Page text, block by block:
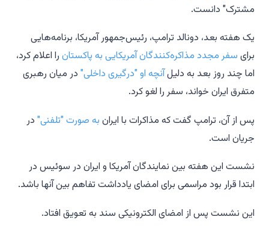
مشترک" دانست.
یک هفته بعد، دونالد ترامپ، رئیس‌جمهور آمریکا، برنامه‌هایی
برای سفر مجدد مذاکره‌کنندگان آمریکایی به پاکستان را اعلام کرد،
اما چند روز بعد به دلیلآنچه او "درگیری داخلی" در میان رهبری
متفرق ایران خواند، سفر را لغو کرد.
پس از آن، ترامپ گفت که مذاکرات با ایران به صورت "تلفنی" در
جریان است.
نشست این هفته بین نمایندگان آمریکا و ایران در سوئیس در
ابتدا قرار بود مراسمی برای امضای یادداشت تفاهم بین آنها باشد.
این نشست پس از امضای الکترونیکی سند به تعویق افتاد.